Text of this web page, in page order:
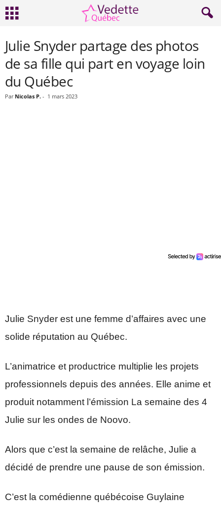
Julie Snyder partage des photos
de sa fille qui part en voyage loin
du Québec
Par Nicolas P. - 1 mars 2023
Julie Snyder est une femme d’affaires avec une
solide réputation au Québec.
L’animatrice et productrice multiplie les projets
professionnels depuis des années. Elle anime et
produit notamment l’émission La semaine des 4
Julie sur les ondes de Noovo.
Alors que c’est la semaine de relâche, Julie a
décidé de prendre une pause de son émission.
C’est la comédienne québécoise Guylaine